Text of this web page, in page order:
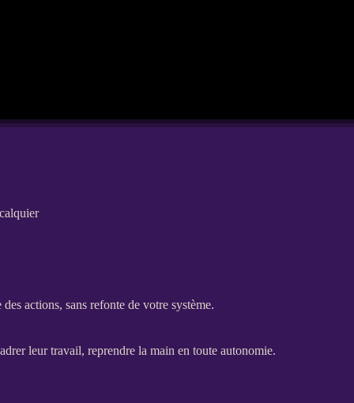
actions, sans refonte de votre système.
leur travail, reprendre la main en toute autonomie.